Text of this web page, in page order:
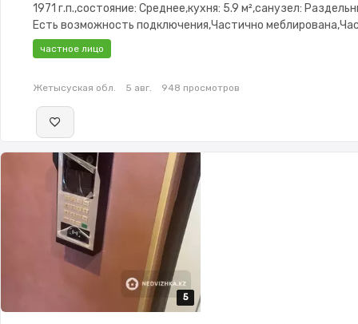
1971 г.п.,состояние: Среднее,кухня: 5.9 м²,санузел:
Есть возможность подключения,Частично
меблирована,паркинг: Рядом охраняемая
окна,Комнаты изолированы,Встроенная
частное лицо
Жетысуская обл. 5 авг. 948 просмотров
5
5
5
5
5